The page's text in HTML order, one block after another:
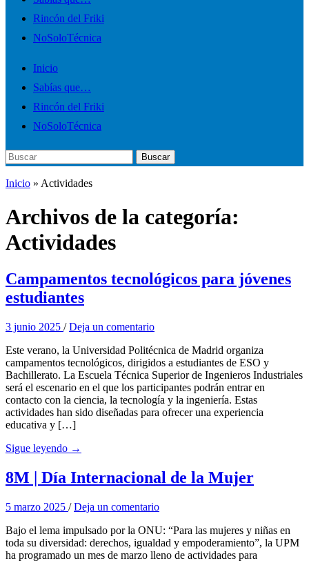
menú
móvil
Rincón del Friki
NoSoloTécnica
Inicio
Sabías que…
Rincón del Friki
NoSoloTécnica
Buscar: Buscar
Inicio » Actividades
Archivos de la categoría:
Actividades
Campamentos tecnológicos para jóvenes
estudiantes
3 junio 2025 /Deja un comentario
Este verano, la Universidad Politécnica de Madrid organiza
campamentos tecnológicos, dirigidos a estudiantes de ESO y
Bachillerato. La Escuela Técnica Superior de Ingenieros Industriales
será el escenario en el que los participantes podrán entrar en
contacto con la ciencia, la tecnología y la ingeniería. Estas
actividades han sido diseñadas para ofrecer una experiencia
educativa y […]
Sigue leyendo →
8M | Día Internacional de la Mujer
5 marzo 2025 /Deja un comentario
Bajo el lema impulsado por la ONU: “Para las mujeres y niñas en
toda su diversidad: derechos, igualdad y empoderamiento”, la UPM
ha programado un mes de marzo lleno de actividades para